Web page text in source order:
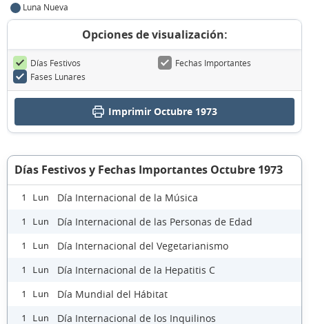
Luna Nueva
Opciones de visualización:
Días Festivos
Fechas Importantes
Fases Lunares
Imprimir Octubre 1973
Días Festivos y Fechas Importantes Octubre 1973
1 Lun Día Internacional de la Música
1 Lun Día Internacional de las Personas de Edad
1 Lun Día Internacional del Vegetarianismo
1 Lun Día Internacional de la Hepatitis C
1 Lun Día Mundial del Hábitat
1 Lun Día Internacional de los Inquilinos